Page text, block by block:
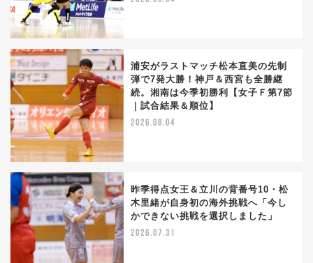
浦安がラストマッチ松本直美の先制
弾で7発大勝！神戸＆西宮も全勝継
続。湘南は今季初勝利【女子Ｆ第7節
｜試合結果＆順位】
2026.08.04
昨季得点女王＆立川の背番号10・松
木里緒が自身初の海外挑戦へ「今し
かできない挑戦を選択しました」
2026.07.31